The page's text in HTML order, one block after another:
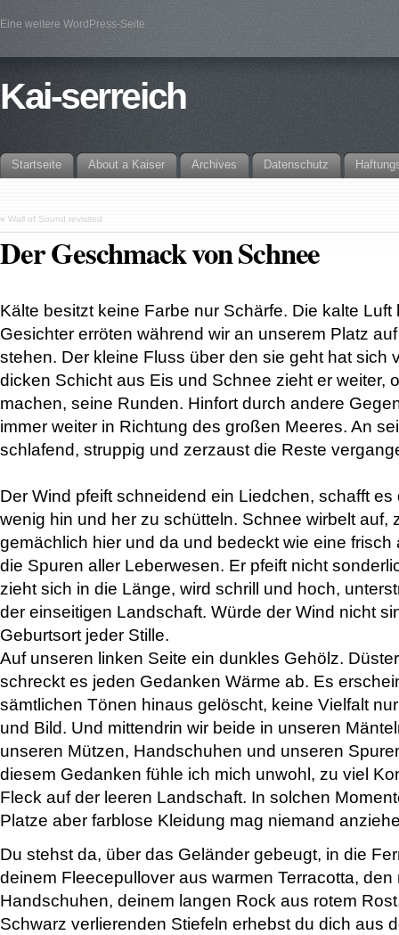
Eine weitere WordPress-Seite
Kai-serreich
Startseite About a Kaiser Archives Datenschutz
« Wall of Sound revisited
Der Geschmack von Schnee
Kälte besitzt keine Farbe nur Schärfe. Die kalte
Gesichter erröten während wir an unserem Platz
stehen. Der kleine Fluss über den sie geht hat sich
dicken Schicht aus Eis und Schnee zieht er weiter,
machen, seine Runden. Hinfort durch andere
immer weiter in Richtung des großen Meeres. An
schlafend, struppig und zerzaust die Reste
Der Wind pfeift schneidend ein Liedchen, schafft
wenig hin und her zu schütteln. Schnee wirbelt auf,
gemächlich hier und da und bedeckt wie eine
die Spuren aller Leberwesen. Er pfeift nicht
zieht sich in die Länge, wird schrill und hoch,
der einseitigen Landschaft. Würde der Wind nicht
Geburtsort jeder Stille.
Auf unseren linken Seite ein dunkles Gehölz.
schreckt es jeden Gedanken Wärme ab. Es
sämtlichen Tönen hinaus gelöscht, keine Vielfalt
und Bild. Und mittendrin wir beide in unseren
unseren Mützen, Handschuhen und unseren
diesem Gedanken fühle ich mich unwohl, zu viel
Fleck auf der leeren Landschaft. In solchen
Platze aber farblose Kleidung mag niemand
Du stehst da, über das Geländer gebeugt, in die
deinem Fleecepullover aus warmen Terracotta, den
Handschuhen, deinem langen Rock aus rotem
Schwarz verlierenden Stiefeln erhebst du dich aus